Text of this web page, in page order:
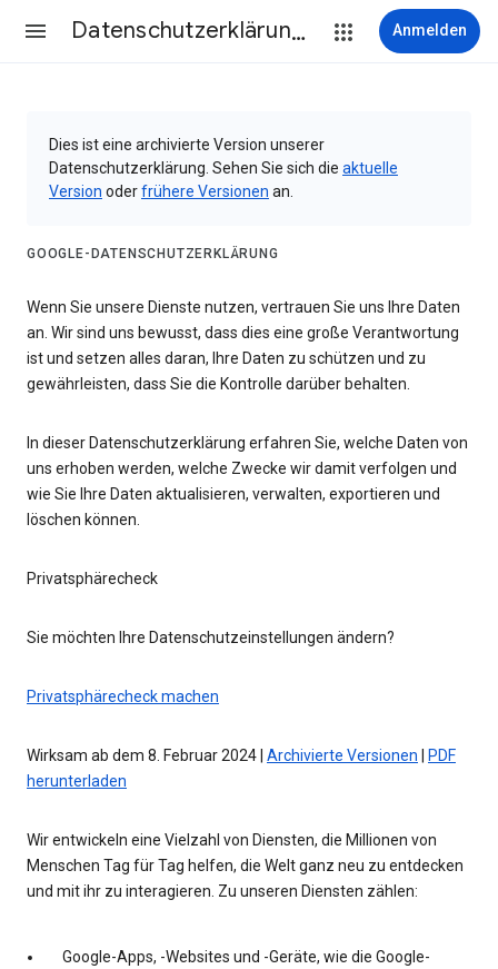
Datenschutzerklärung & Nutzungsbedingungen Anmelden
Dies ist eine archivierte Version unserer
Datenschutzerklärung. Sehen Sie sich die aktuelle
Version oderfrühere Versionen an.
GOOGLE-DATENSCHUTZERKLÄRUNG
Wenn Sie unsere Dienste nutzen, vertrauen Sie uns Ihre Daten
an. Wir sind uns bewusst, dass dies eine große Verantwortung
ist und setzen alles daran, Ihre Daten zu schützen und zu
gewährleisten, dass Sie die Kontrolle darüber behalten.
In dieser Datenschutzerklärung erfahren Sie, welche Daten von
uns erhoben werden, welche Zwecke wir damit verfolgen und
wie Sie Ihre Daten aktualisieren, verwalten, exportieren und
löschen können.
Privatsphärecheck
Sie möchten Ihre Datenschutzeinstellungen ändern?
Privatsphärecheck machen
Wirksam ab dem 8. Februar 2024 | Archivierte Versionen
PDF
herunterladen
Wir entwickeln eine Vielzahl von Diensten, die Millionen von
Menschen Tag für Tag helfen, die Welt ganz neu zu entdecken
und mit ihr zu interagieren. Zu unseren Diensten zählen:
Google-Apps, -Websites und -Geräte, wie die Google-